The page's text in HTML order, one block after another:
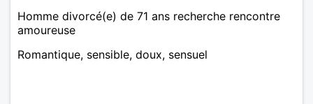
Homme divorcé(e) de 71 ans recherche rencontre
amoureuse
Romantique, sensible, doux, sensuel